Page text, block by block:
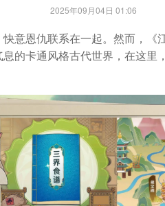
2025年09月04日 01:06
意恩仇联系在一起。然而，
的卡通风格古代世界，在这